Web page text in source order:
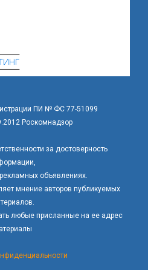
ПИ № ФС 77-51099
Роскомнадзор
за достоверность
объявлениях.
мнение авторов публикуемых
любые присланные на ее адрес